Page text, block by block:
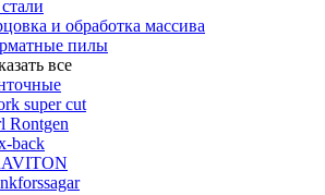
и обработка массива
пилы
все
super cut
Rontgen
back